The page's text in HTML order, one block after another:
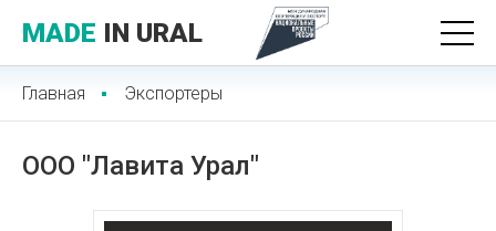
MADE IN URAL
Главная Экспортеры
ООО "Лавита Урал"